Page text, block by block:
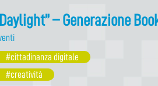
– Generazione
#cittadinanza digitale
#creatività